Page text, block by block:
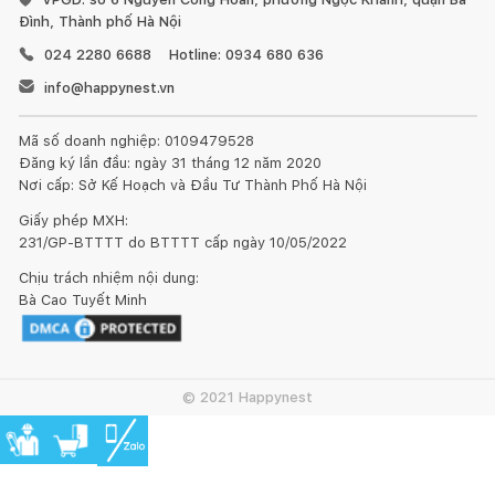
thước của sản phẩm. Ngoài ra, một số chi tiết có thể thay đổi
đặt hàng.
coi là tác phẩm độc bản. Trân trọng cảm ơn Quý khách đã góp
phần bảo tồn và phát huy nghề mộc truyền thống của Việt
Nam.
HƯỚNG DẪN SỬ DỤNG, BẢO QUẢN:
1. Đối với đồ gỗ trong nhà:
Tránh để đồ quá nóng hoặc quá lạnh trực tiếp lên bề mặt
gỗ, hãy dùng miếng lót bên dưới.
Đình, Thành phố Hà Nội
024 2280 6688
Hotline: 0934 680 636
info@happynest.vn
Mã số doanh nghiệp: 0109479528
Đăng ký lần đầu: ngày 31 tháng 12 năm 2020
Nơi cấp: Sở Kế Hoạch và Đầu Tư Thành Phố Hà Nội
Giấy phép MXH:
231/GP-BTTTT do BTTTT cấp ngày 10/05/2022
Chịu trách nhiệm nội dung:
Bà Cao Tuyết Minh
© 2021 Happynest